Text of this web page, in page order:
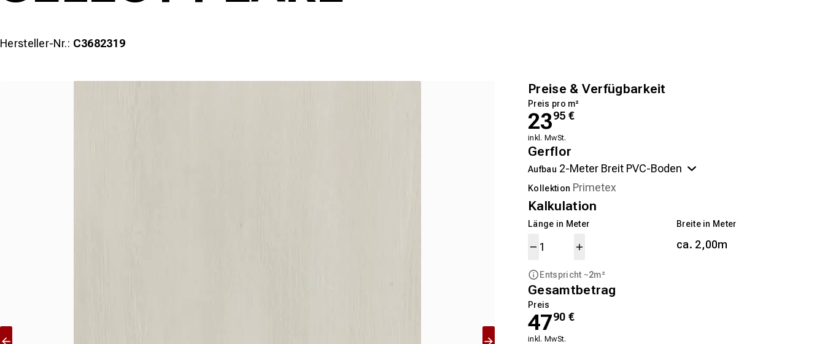
Hersteller-Nr.: C3682319
Preise & Verfügbarkeit
Preis pro m²
2395 €
inkl. MwSt.
Gerflor
Aufbau
Kollektion
Kalkulation
Länge in Meter
Entspricht ~2m²
Breite in Meter
ca. 2,00m
Gesamtbetrag
Preis
4790 €
inkl. MwSt.